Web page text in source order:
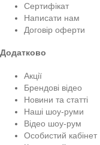
Сертифікат
Написати нам
Договір оферти
Додатково
Акції
Брендові відео
Новини та статті
Наші шоу-руми
Відео шоу-рум
Особистий кабінет